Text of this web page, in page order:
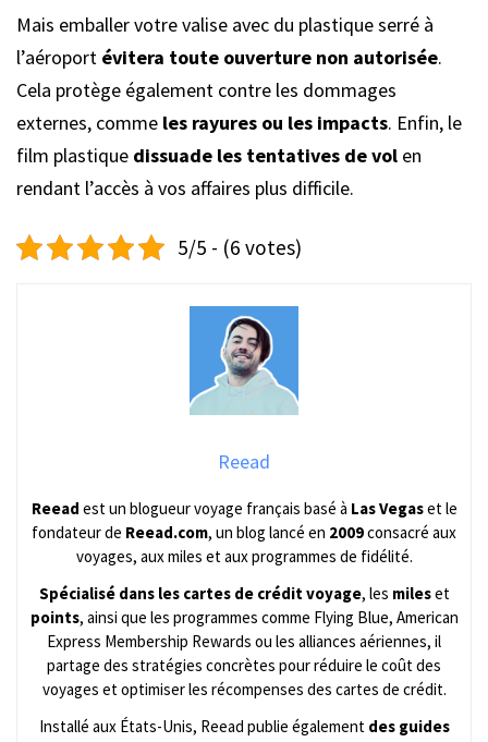
Mais emballer votre valise avec du plastique serré à
l’aéroport évitera toute ouverture non autorisée.
Cela protège également contre les dommages
externes, comme les rayures ou les impacts. Enfin, le
film plastique dissuade les tentatives de vol en
rendant l’accès à vos affaires plus difficile.
5/5 - (6 votes)
Reead
Reead est un blogueur voyage français basé à Las Vegaset le
fondateur de Reead.com, un blog lancé en 2009consacré aux
voyages, aux miles et aux programmes de fidélité.
Spécialisé dans les cartes de crédit voyage, les mileset
points, ainsi que les programmes comme Flying Blue, American
Express Membership Rewards ou les alliances aériennes, il
partage des stratégies concrètes pour réduire le coût des
voyages et optimiser les récompenses des cartes de crédit.
Installé aux États-Unis, Reead publie également des guides